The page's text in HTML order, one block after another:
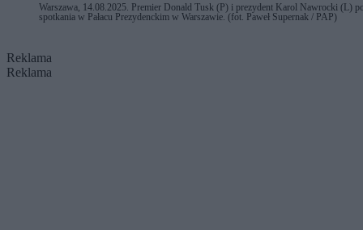
Warszawa, 14.08.2025. Premier Donald Tusk (P) i prezydent Karol Nawrocki (L)
spotkania w Pałacu Prezydenckim w Warszawie. (fot. Paweł Supernak / PAP)
Reklama
Reklama